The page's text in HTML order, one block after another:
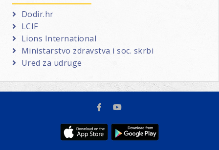
Dodir.hr
LCIF
Lions International
Ministarstvo zdravstva i soc. skrbi
Ured za udruge